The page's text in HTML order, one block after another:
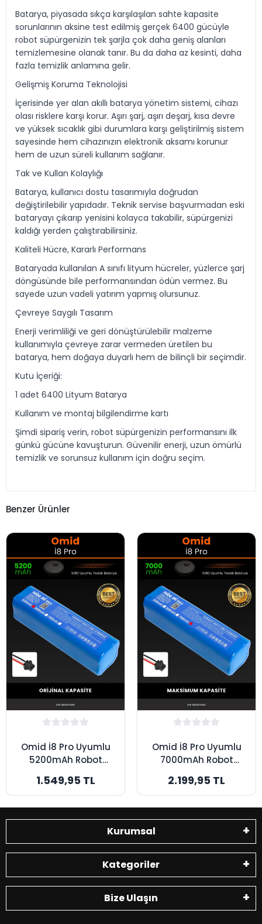
Batarya, piyasada sıkça karşılaşılan sahte kapasite
sorunlarının aksine test edilmiş gerçek 6400 gücüyle
robot süpürgenizin tek şarjla çok daha geniş alanları
temizlemesine olanak tanır. Bu da daha az kesinti, daha
fazla temizlik anlamına gelir.
Gelişmiş Koruma Teknolojisi
İçerisinde yer alan akıllı batarya yönetim sistemi, cihazı
olası risklere karşı korur. Aşırı şarj, aşırı deşarj, kısa devre
ve yüksek sıcaklık gibi durumlara karşı geliştirilmiş sistem
sayesinde hem cihazınızın elektronik aksamı korunur
hem de uzun süreli kullanım sağlanır.
Tak ve Kullan Kolaylığı
Batarya, kullanıcı dostu tasarımıyla doğrudan
değiştirilebilir yapıdadır. Teknik servise başvurmadan eski
bataryayı çıkarıp yenisini kolayca takabilir, süpürgenizi
kaldığı yerden çalıştırabilirsiniz.
Kaliteli Hücre, Kararlı Performans
Bataryada kullanılan A sınıfı lityum hücreler, yüzlerce şarj
döngüsünde bile performansından ödün vermez. Bu
sayede uzun vadeli yatırım yapmış olursunuz.
Çevreye Saygılı Tasarım
Enerji verimliliği ve geri dönüştürülebilir malzeme
kullanımıyla çevreye zarar vermeden üretilen bu
batarya, hem doğaya duyarlı hem de bilinçli bir seçimdir.
Kutu İçeriği:
1 adet 6400 Lityum Batarya
Kullanım ve montaj bilgilendirme kartı
Şimdi sipariş verin, robot süpürgenizin performansını ilk
günkü gücüne kavuşturun. Güvenilir enerji, uzun ömürlü
temizlik ve sorunsuz kullanım için doğru seçim.
Benzer Ürünler
Omid İ8 Pro Uyumlu
5200mAh Robot
Orijinal Kapasite
1.549,95 TL
Omid İ8 Pro Uyumlu
7000mAh Robot
Maksimum Kapasite
2.199,95 TL
Kurumsal
Kategoriler
Bize Ulaşın